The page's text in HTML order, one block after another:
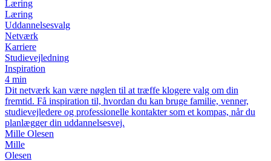
Læring
Læring
Uddannelsesvalg
Netværk
Karriere
Studievejledning
Inspiration
4 min
Dit netværk kan være nøglen til at træffe klogere valg om din
fremtid. Få inspiration til, hvordan du kan bruge familie, venner,
studievejledere og professionelle kontakter som et kompas, når du
planlægger din uddannelsesvej.
Mille Olesen
Mille
Olesen